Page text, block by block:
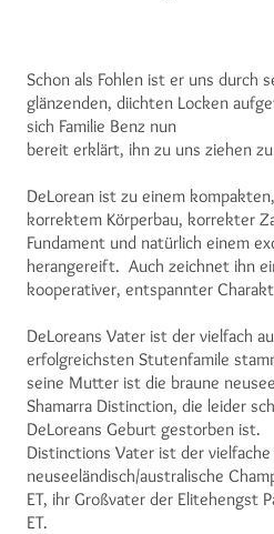
Schon als Fohlen ist er uns durch
glänzenden, diichten Locken
sich Familie Benz nun
bereit erklärt, ihn zu uns ziehen
DeLorean ist zu einem
korrektem Körperbau, korrekter
Fundament und natürlich einem
herangereift. Auch zeichnet ihn
kooperativer, entspannter
DeLoreans Vater ist der vielfach
erfolgreichsten Stutenfamile
seine Mutter ist die braune
Shamarra Distinction, die leider
DeLoreans Geburt gestorben ist.
Distinctions Vater ist der vielfache
neuseeländisch/australische
ET, ihr Großvater der Elitehengst
ET.